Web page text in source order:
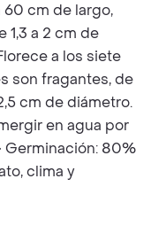
cm de largo,
a 2 cm de
a los siete
son fragantes, de
cm de diámetro.
en agua por
Germinación: 80%
clima y